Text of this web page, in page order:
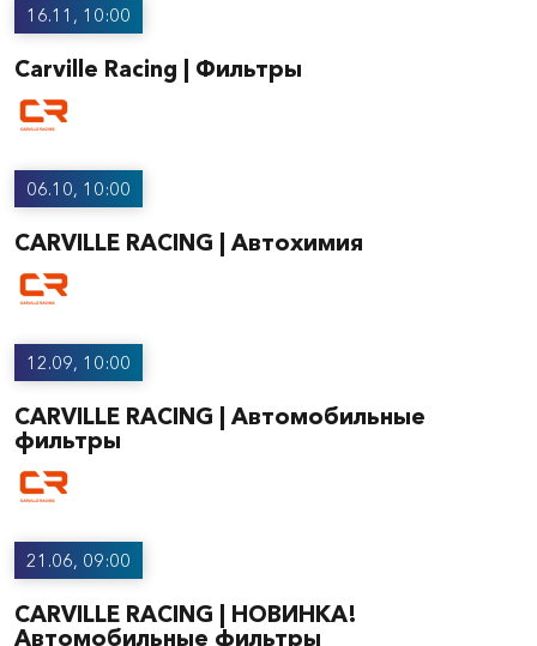
16.11, 10:00
Carville Racing | Фильтры
06.10, 10:00
CARVILLE RACING | Автохимия
12.09, 10:00
CARVILLE RACING | Автомобильные
фильтры
21.06, 09:00
CARVILLE RACING | НОВИНКА!
Автомобильные фильтры